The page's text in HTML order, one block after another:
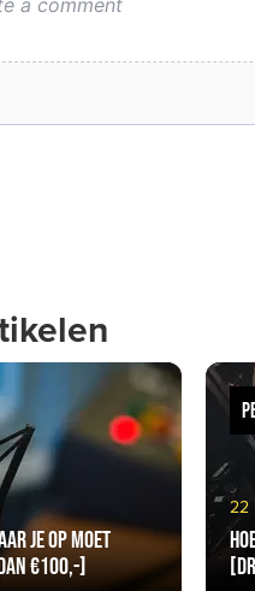
je op moet
€100,-]
22